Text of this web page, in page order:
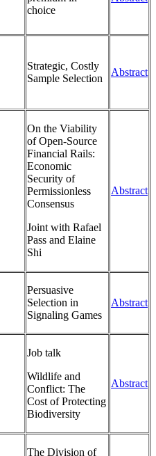
choice
Abstract
Strategic, Costly
Sample Selection
Abstract
On the Viability
of Open-Source
Financial Rails:
Economic
Security of
Permissionless
Consensus
Joint with Rafael
Pass and Elaine
Shi
Abstract
Persuasive
Selection in
Signaling Games
Abstract
Job talk
Wildlife and
Conflict: The
Cost of Protecting
Biodiversity
The Division of